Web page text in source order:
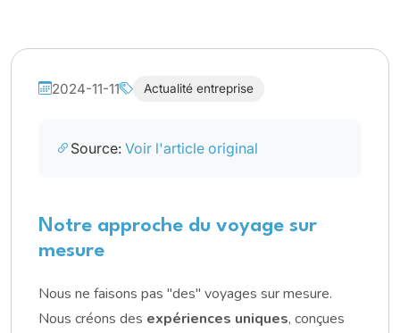
2024-11-11 Actualité entreprise
Source: Voir l'article original
Notre approche du voyage sur
mesure
Nous ne faisons pas "des" voyages sur mesure.
Nous créons des expériences uniques, conçues